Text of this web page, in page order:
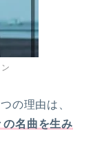
の理由は、
名曲を生み